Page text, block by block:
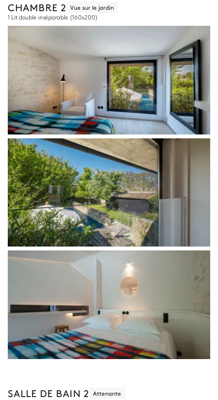
CHAMBRE 2 Vue sur le jardin
1 Lit double inséparable (160x200)
SALLE DE BAIN 2 Attenante